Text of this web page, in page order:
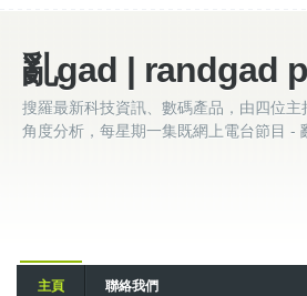
亂gad | randgad
搜羅最新科技資訊、數碼產品，由四位
角度分析，每星期一集既網上電台節目 -
主頁 聯絡我們